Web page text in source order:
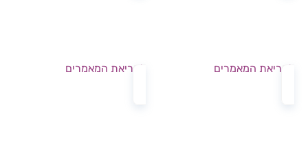
לקריאת המאמרים לקריאת המאמרים